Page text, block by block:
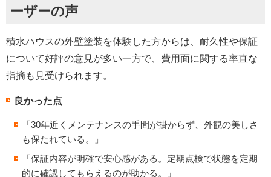
ーザーの声
積水ハウスの外壁塗装を体験した方からは、耐久性や保証
について好評の意見が多い一方で、費用面に関する率直な
指摘も見受けられます。
良かった点
「30年近くメンテナンスの手間が掛からず、外観の美しさ
も保たれている。」
「保証内容が明確で安心感がある。定期点検で状態を定期
的に確認してもらえるのが助かる。」